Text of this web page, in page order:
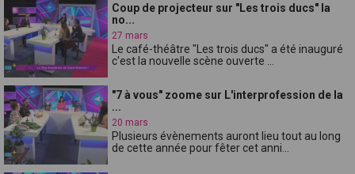
Coup de projecteur sur "Les trois ducs" la
no...
27 mars
Le café-théâtre "Les trois ducs" a été inauguré
c'est la nouvelle scène ouverte ...
"7 à vous" zoome sur L'interprofession de la
...
20 mars
Plusieurs évènements auront lieu tout au long
de cette année pour fêter cet anni...